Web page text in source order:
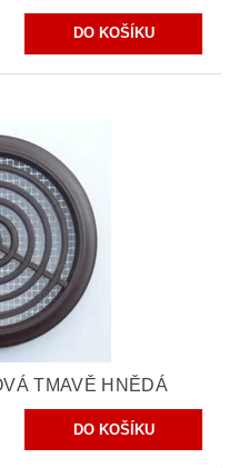
TMAVĚ HNĚDÁ